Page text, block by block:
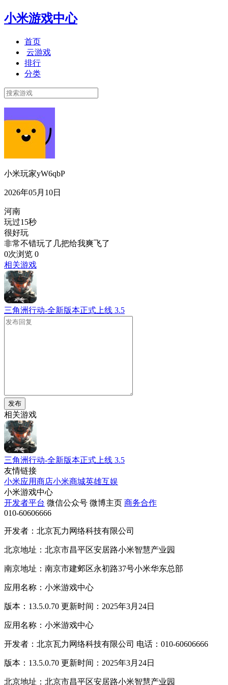
小米游戏中心
首页
云游戏
排行
分类
小米玩家yW6qbP
2026年05月10日
河南
玩过15秒
很好玩
非常不错玩了几把给我爽飞了
0次浏览 0
相关游戏
三角洲行动-全新版本正式上线 3.5
发布
相关游戏
三角洲行动-全新版本正式上线 3.5
友情链接
小米应用商店小米商城英雄互娱
小米游戏中心
开发者平台 微信公众号 微博主页 商务合作
010-60606666
开发者：北京瓦力网络科技有限公司
北京地址：北京市昌平区安居路小米智慧产业园
南京地址：南京市建邺区永初路37号小米华东总部
应用名称：小米游戏中心
版本：13.5.0.70 更新时间：2025年3月24日
应用名称：小米游戏中心
开发者：北京瓦力网络科技有限公司 电话：010-60606666
版本：13.5.0.70 更新时间：2025年3月24日
北京地址：北京市昌平区安居路小米智慧产业园